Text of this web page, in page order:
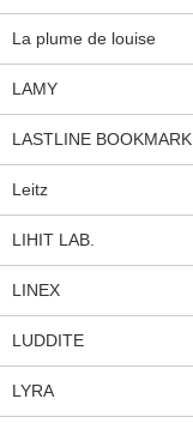
La plume de louise
LAMY
LASTLINE BOOKMARK
Leitz
LIHIT LAB.
LINEX
LUDDITE
LYRA